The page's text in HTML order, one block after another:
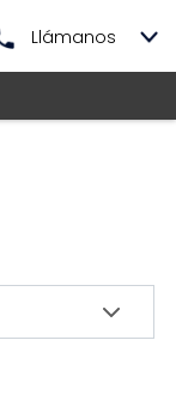
Llámanos